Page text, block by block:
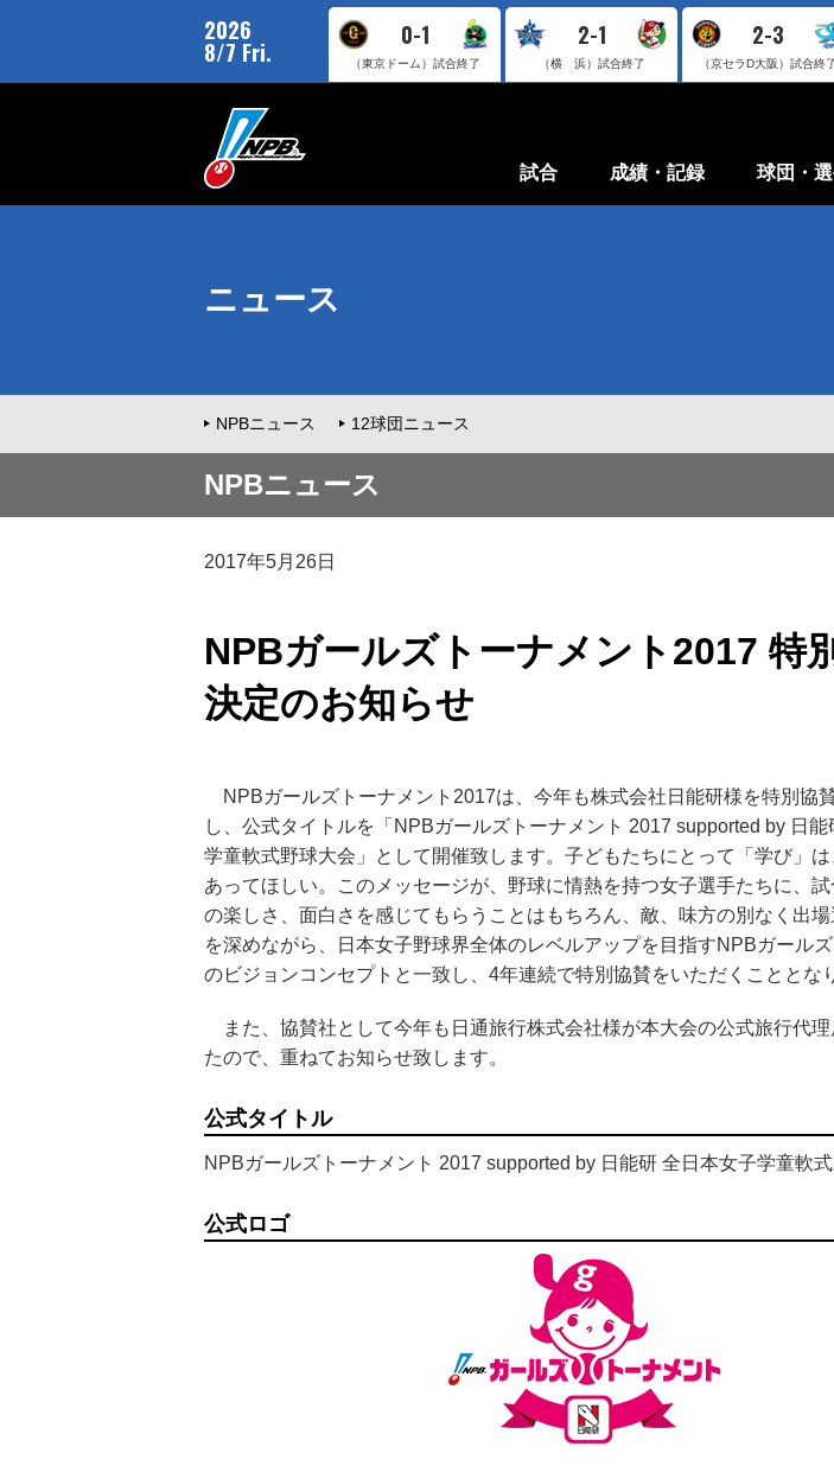
2026
8/7 Fri.
0-1
（東京ドーム） 試合終了
2-1
（横 浜） 試合終了
2-3
（京セラD大阪） 試合終
試合 成績・記録 球団・
ニュース
NPBニュース 12球団ニュース
NPBニュース
2017年5月26日
NPBガールズトーナメント2017 特
決定のお知らせ
NPBガールズトーナメント2017は、今年も株式会社日能研様を特別協
し、公式タイトルを「NPBガールズトーナメント 2017 supported by 日能
学童軟式野球大会」として開催致します。子どもたちにとって「学び」は
あってほしい。このメッセージが、野球に情熱を持つ女子選手たちに、
の楽しさ、面白さを感じてもらうことはもちろん、敵、味方の別なく出
を深めながら、日本女子野球界全体のレベルアップを目指すNPBガール
のビジョンコンセプトと一致し、4年連続で特別協賛をいただくこととな
また、協賛社として今年も日通旅行株式会社様が本大会の公式旅行代理
たので、重ねてお知らせ致します。
公式タイトル
NPBガールズトーナメント 2017 supported by 日能研 全日本女子学童軟
公式ロゴ